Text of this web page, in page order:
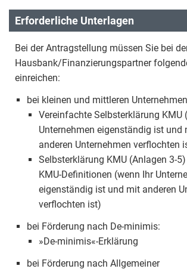
Erforderliche Unterlagen
Bei der Antragstellung müssen Sie bei
Hausbank/Finanzierungspartner
einreichen:
bei kleinen und mittleren
Vereinfachte Selbsterklärung KMU
Unternehmen eigenständig ist und
anderen Unternehmen verflochten
Selbsterklärung KMU (Anlagen 3-
KMU-Definitionen (wenn Ihr
eigenständig ist und mit anderen
verflochten ist)
bei Förderung nach De-minimis:
»De-minimis«-Erklärung
bei Förderung nach Allgemeiner